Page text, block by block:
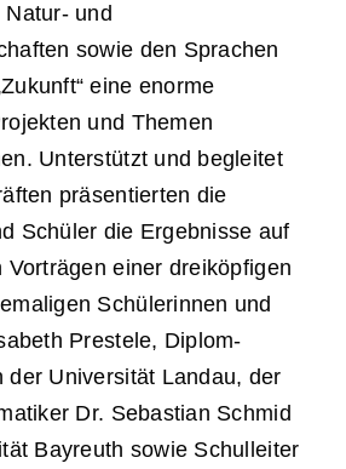
und
sowie den Sprachen
eine enorme
und Themen
Unterstützt und begleitet
präsentierten die
Schüler die Ergebnisse auf
Vorträgen einer dreiköpfigen
Schülerinnen und
Prestele, Diplom-
der Universität Landau, der
Dr. Sebastian Schmid
Bayreuth sowie Schulleiter